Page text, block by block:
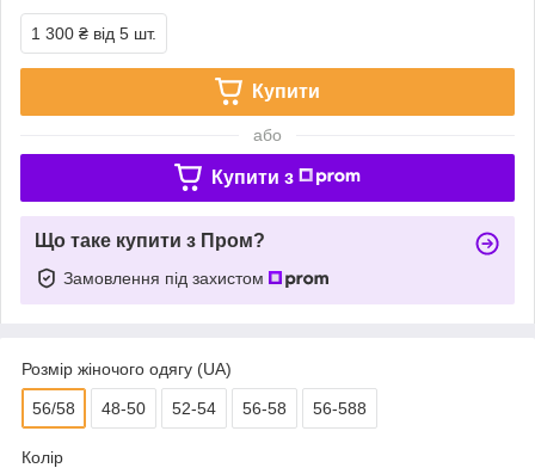
1 300 ₴ від 5 шт.
Купити
або
Купити з
Що таке купити з Пром?
Замовлення під захистом
Розмір жіночого одягу (UA)
56/58 48-50 52-54 56-58 56-588
Колір